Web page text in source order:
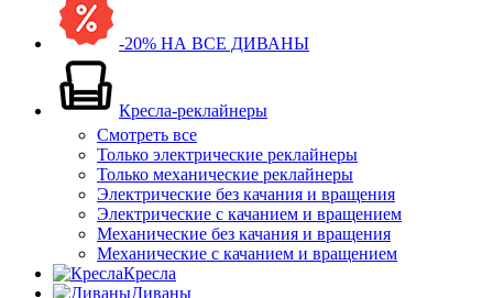
-20% НА ВСЕ ДИВАНЫ
Кресла-реклайнеры
Смотреть все
Только электрические реклайнеры
Только механические реклайнеры
Электрические без качания и вращения
Электрические с качанием и вращением
Механические без качания и вращения
Механические с качанием и вращением
Кресла
Диваны